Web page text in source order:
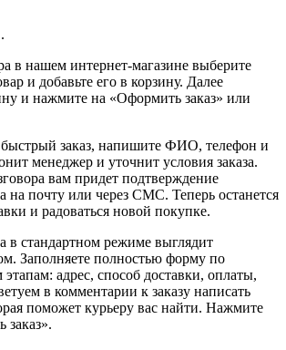
в нашем интернет-магазине выберите
и добавьте его в корзину. Далее
и нажмите на «Оформить заказ» или
быстрый заказ, напишите ФИО, телефон и
менеджер и уточнит условия заказа.
вам придет подтверждение
на почту или через СМС. Теперь останется
и радоваться новой покупке.
в стандартном режиме выглядит
Заполняете полностью форму по
адрес, способ доставки, оплаты,
в комментарии к заказу написать
поможет курьеру вас найти. Нажмите